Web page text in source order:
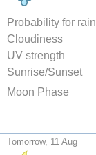
Probability for rain
Cloudiness
UV strength
Sunrise/Sunset
Moon Phase
Tomorrow, 11 Aug